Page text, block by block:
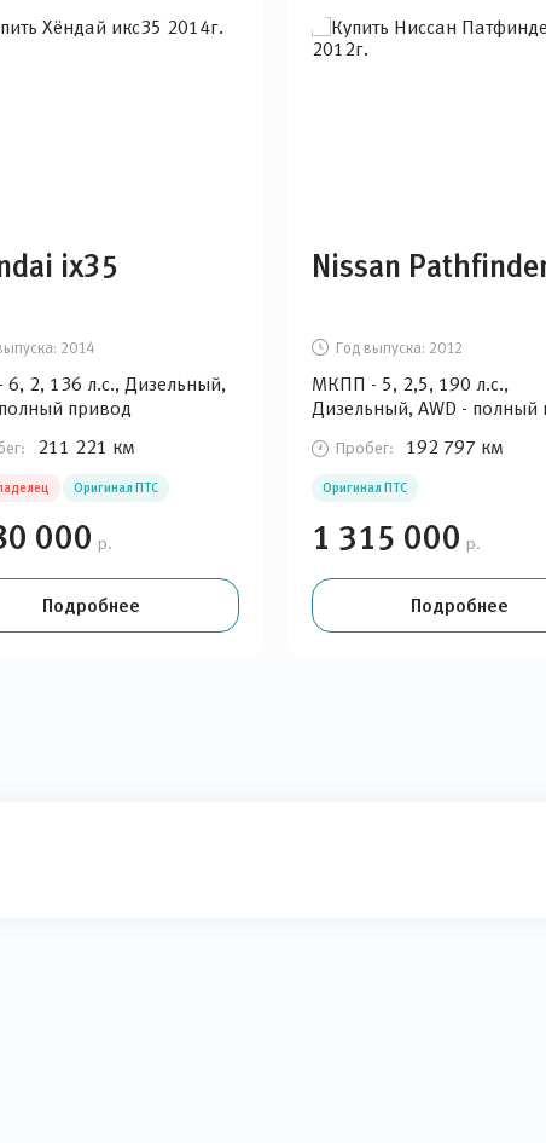
ix35
2014
2, 136 л.с., Дизельный,
привод
211 221 км
Оригинал ПТС
000 р.
Подробнее
Nissan
Год выпуска: 2012
МКПП - 5, 2,5, 190 л.с.,
Дизельный, AWD - полный
Пробег: 192 797 км
Оригинал ПТС
1 315 000 р.
Подробнее